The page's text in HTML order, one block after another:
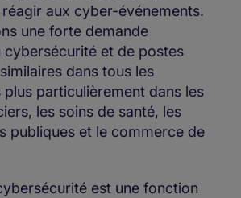
aux cyber-événements.
une forte demande
cybersécurité et de postes
dans tous les
plus particulièrement dans les
les soins de santé, les
publiques et le commerce de
est une fonction